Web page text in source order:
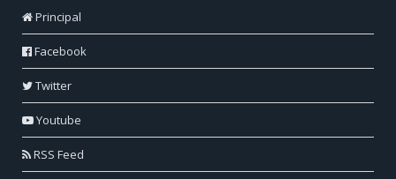
Principal
Facebook
Twitter
Youtube
RSS Feed